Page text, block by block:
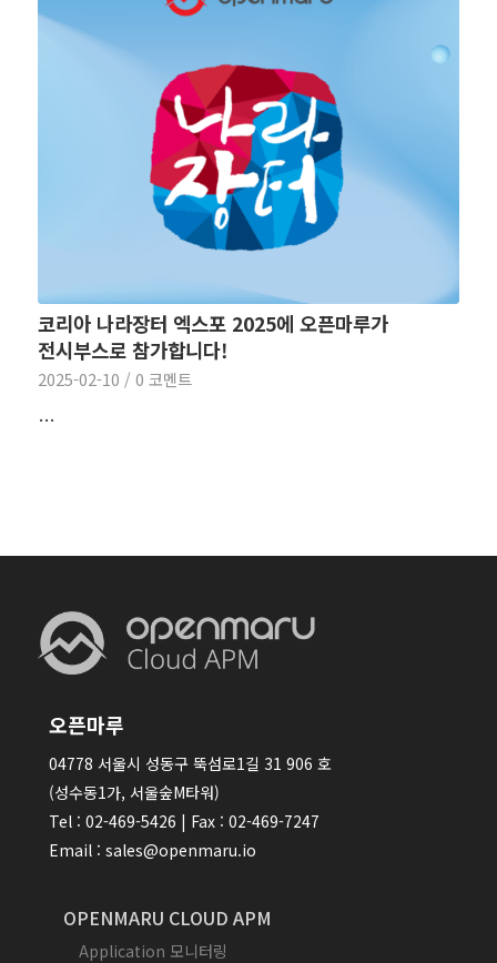
코리아 나라장터 엑스포 2025에 오픈마루가
전시부스로 참가합니다!
2025-02-10 / 0 코멘트
…
오픈마루
04778 서울시 성동구 뚝섬로1길 31 906 호
(성수동1가, 서울숲M타워)
Tel : 02-469-5426 | Fax : 02-469-7247
Email : sales@openmaru.io
OPENMARU CLOUD APM
Application 모니터링